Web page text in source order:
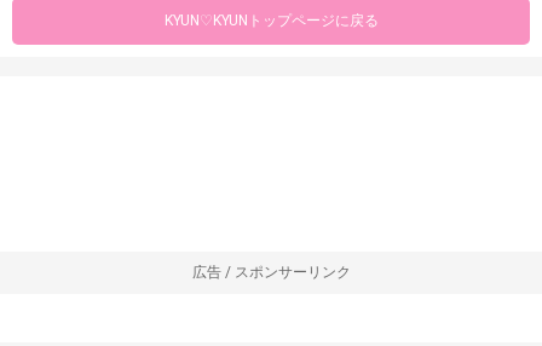
KYUN♡KYUNトップページに戻る
広告 / スポンサーリンク